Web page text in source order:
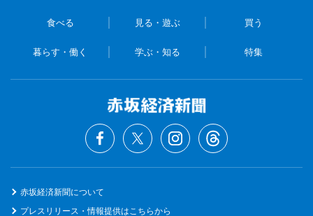
食べる 見る・遊ぶ 買う
暮らす・働く 学ぶ・知る 特集
赤坂経済新聞について
プレスリリース・情報提供はこちらから